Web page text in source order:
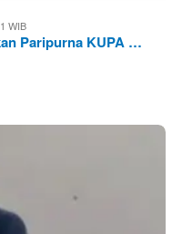
WIB
Paripurna KUPA …